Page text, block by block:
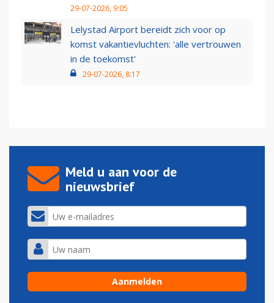
29-07-2026, 9:05
Lelystad Airport bereidt zich voor op
komst vakantievluchten: 'alle vertrouwen
in de toekomst'
29-07-2026, 8:17
Meld u aan voor de
nieuwsbrief